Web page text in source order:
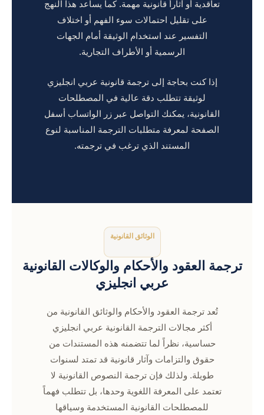
تعاقدية أو آثاراً قانونية مهمة. كما يساعد هذا النهج
على تقليل احتمالات سوء الفهم أو اختلاف
التفسير عند استخدام الوثيقة أمام الجهات
الرسمية أو الأطراف التجارية.
إذا كنت بحاجة إلى ترجمة قانونية عربي انجليزي
لوثيقة تتطلب دقة عالية في المصطلحات
القانونية، يمكنك التواصل عبر زر الواتساب أسفل
الصفحة لمعرفة متطلبات الترجمة المناسبة لنوع
المستند الذي ترغب في ترجمته.
الوثائق القانونية
ترجمة العقود والأحكام والوكالات القانونية
عربي انجليزي
تُعد ترجمة العقود والأحكام والوثائق القانونية من
أكثر مجالات الترجمة القانونية عربي انجليزي
حساسية، نظراً لما تتضمنه هذه المستندات من
حقوق والتزامات وآثار قانونية قد تمتد لسنوات
طويلة. ولذلك فإن ترجمة النصوص القانونية لا
تعتمد على المعرفة اللغوية وحدها، بل تتطلب فهماً
للمصطلحات القانونية المستخدمة وسياقها